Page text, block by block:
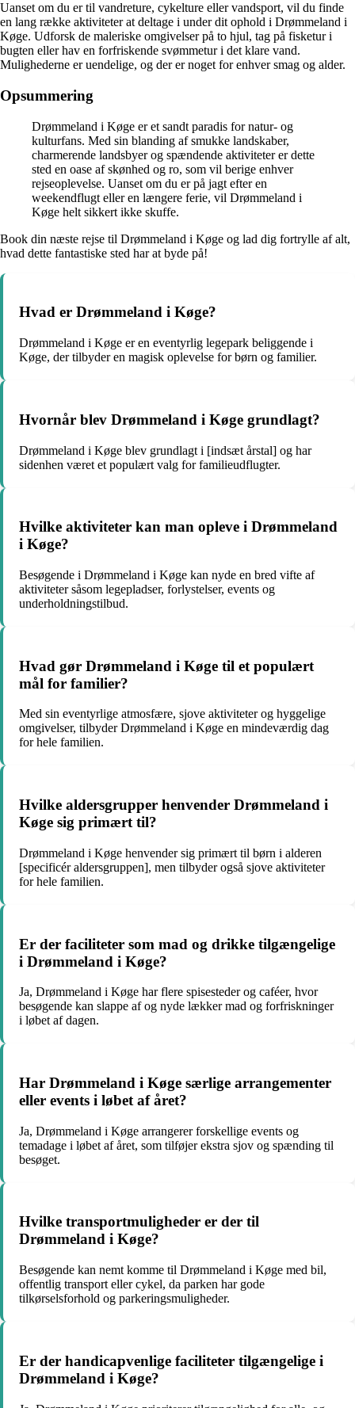
Uanset om du er til vandreture, cykelture eller vandsport, vil du finde
en lang række aktiviteter at deltage i under dit ophold i Drømmeland i
Køge. Udforsk de maleriske omgivelser på to hjul, tag på fisketur i
bugten eller hav en forfriskende svømmetur i det klare vand.
Mulighederne er uendelige, og der er noget for enhver smag og alder.
Opsummering
Drømmeland i Køge er et sandt paradis for natur- og
kulturfans. Med sin blanding af smukke landskaber,
charmerende landsbyer og spændende aktiviteter er dette
sted en oase af skønhed og ro, som vil berige enhver
rejseoplevelse. Uanset om du er på jagt efter en
weekendflugt eller en længere ferie, vil Drømmeland i
Køge helt sikkert ikke skuffe.
Book din næste rejse til Drømmeland i Køge og lad dig fortrylle af alt,
hvad dette fantastiske sted har at byde på!
Hvad er Drømmeland i Køge?
Drømmeland i Køge er en eventyrlig legepark beliggende i
Køge, der tilbyder en magisk oplevelse for børn og familier.
Hvornår blev Drømmeland i Køge grundlagt?
Drømmeland i Køge blev grundlagt i [indsæt årstal] og har
sidenhen været et populært valg for familieudflugter.
Hvilke aktiviteter kan man opleve i Drømmeland
i Køge?
Besøgende i Drømmeland i Køge kan nyde en bred vifte af
aktiviteter såsom legepladser, forlystelser, events og
underholdningstilbud.
Hvad gør Drømmeland i Køge til et populært
mål for familier?
Med sin eventyrlige atmosfære, sjove aktiviteter og hyggelige
omgivelser, tilbyder Drømmeland i Køge en mindeværdig dag
for hele familien.
Hvilke aldersgrupper henvender Drømmeland i
Køge sig primært til?
Drømmeland i Køge henvender sig primært til børn i alderen
[specificér aldersgruppen], men tilbyder også sjove aktiviteter
for hele familien.
Er der faciliteter som mad og drikke tilgængelige
i Drømmeland i Køge?
Ja, Drømmeland i Køge har flere spisesteder og caféer, hvor
besøgende kan slappe af og nyde lækker mad og forfriskninger
i løbet af dagen.
Har Drømmeland i Køge særlige arrangementer
eller events i løbet af året?
Ja, Drømmeland i Køge arrangerer forskellige events og
temadage i løbet af året, som tilføjer ekstra sjov og spænding til
besøget.
Hvilke transportmuligheder er der til
Drømmeland i Køge?
Besøgende kan nemt komme til Drømmeland i Køge med bil,
offentlig transport eller cykel, da parken har gode
tilkørselsforhold og parkeringsmuligheder.
Er der handicapvenlige faciliteter tilgængelige i
Drømmeland i Køge?